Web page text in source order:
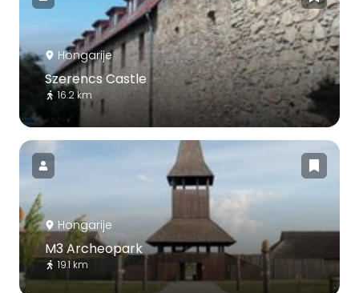
Hongarije
Szerencs Castle
16.2 km
Hongarije
M3 Archeopark
19.1 km